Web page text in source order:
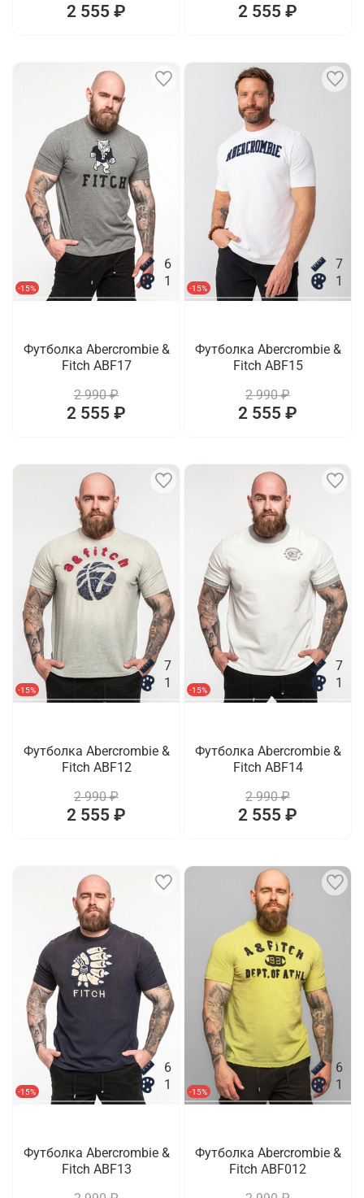
2 555 ₽ 2 555 ₽
-15%
6
1
Футболка Abercrombie &
Fitch ABF17
2 990 ₽
2 555 ₽
-15%
7
1
Футболка Abercrombie &
Fitch ABF15
2 990 ₽
2 555 ₽
-15%
7
1
Футболка Abercrombie &
Fitch ABF12
2 990 ₽
2 555 ₽
-15%
7
1
Футболка Abercrombie &
Fitch ABF14
2 990 ₽
2 555 ₽
-15%
6
1
Футболка Abercrombie &
Fitch ABF13
-15%
6
1
Футболка Abercrombie &
Fitch ABF012